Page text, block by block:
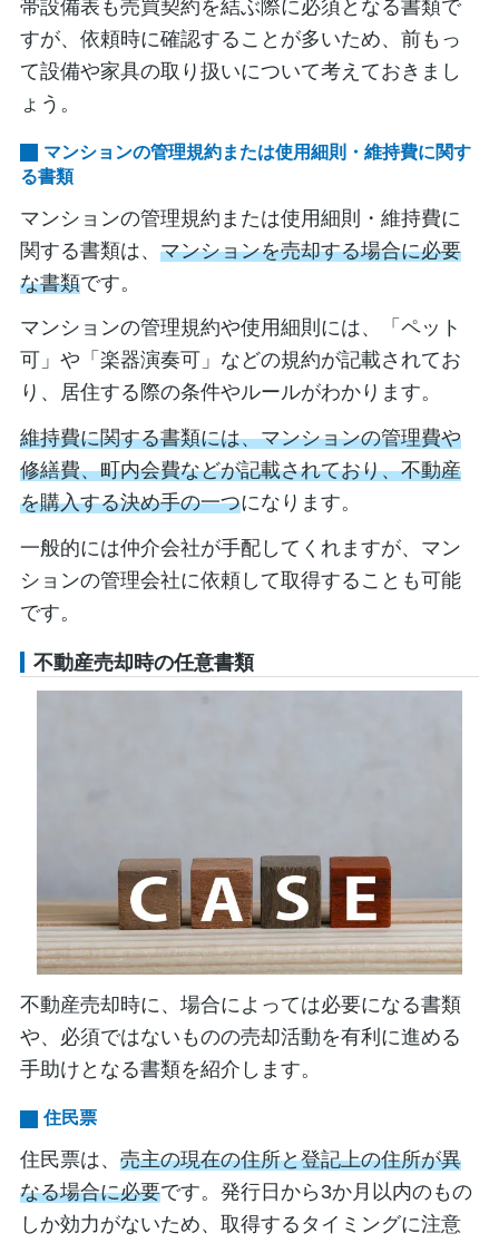
帯設備表も売買契約を結ぶ際に必須となる書類で
すが、依頼時に確認することが多いため、前もっ
て設備や家具の取り扱いについて考えておきまし
ょう。
マンションの管理規約または使用細則・維持費に関す
る書類
マンションの管理規約または使用細則・維持費に
関する書類は、 マンションを売却する場合に必要
な書類です。
マンションの管理規約や使用細則には、「ペット
可」や「楽器演奏可」などの規約が記載されてお
り、居住する際の条件やルールがわかります。
維持費に関する書類には、マンションの管理費や
修繕費、町内会費などが記載されており、不動産
を購入する決め手の一つになります。
一般的には仲介会社が手配してくれますが、マン
ションの管理会社に依頼して取得することも可能
です。
不動産売却時の任意書類
不動産売却時に、場合によっては必要になる書類
や、必須ではないものの売却活動を有利に進める
手助けとなる書類を紹介します。
住民票
住民票は、 売主の現在の住所と登記上の住所が異
なる場合に必要です。発行日から3か月以内のもの
しか効力がないため、取得するタイミングに注意